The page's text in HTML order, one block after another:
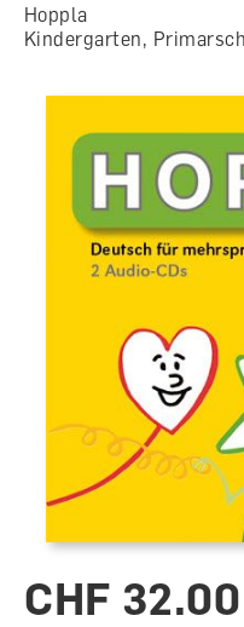
Hoppla
Kindergarten,
CHF 32.00